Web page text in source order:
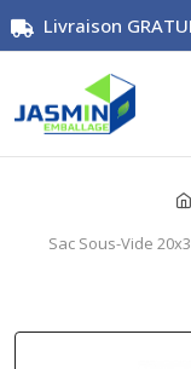
Livraison
Sac Sous-Vide